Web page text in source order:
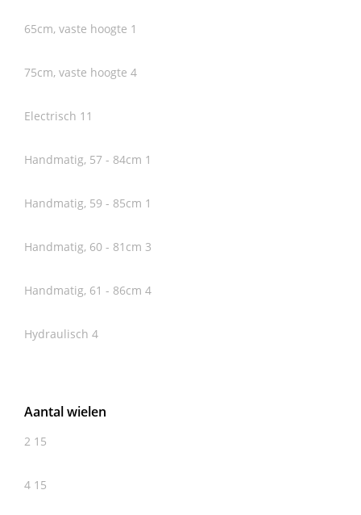
65cm, vaste hoogte 1
75cm, vaste hoogte 4
Electrisch 11
Handmatig, 57 - 84cm 1
Handmatig, 59 - 85cm 1
Handmatig, 60 - 81cm 3
Handmatig, 61 - 86cm 4
Hydraulisch 4
Aantal wielen
2 15
4 15